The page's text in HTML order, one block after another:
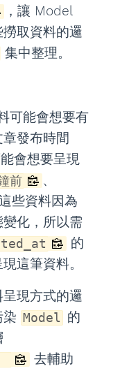
，讓 Model
取資料的邏
集中整理。
可能會想要有
發布時間
會想要呈現
前 、
些資料因為
化，所以需
的
這筆資料。
現方式的邏
染
Model 的
去輔助